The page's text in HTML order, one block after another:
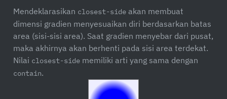
Mendeklarasikan closest-side akan membuat
dimensi gradien menyesuaikan diri berdasarkan batas
area (sisi-sisi area). Saat gradien menyebar dari pusat,
maka akhirnya akan berhenti pada sisi area terdekat.
Nilai closest-side memiliki arti yang sama dengan
contain.